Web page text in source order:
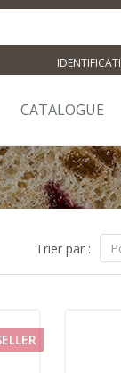
CATALOGUE
Trier par :